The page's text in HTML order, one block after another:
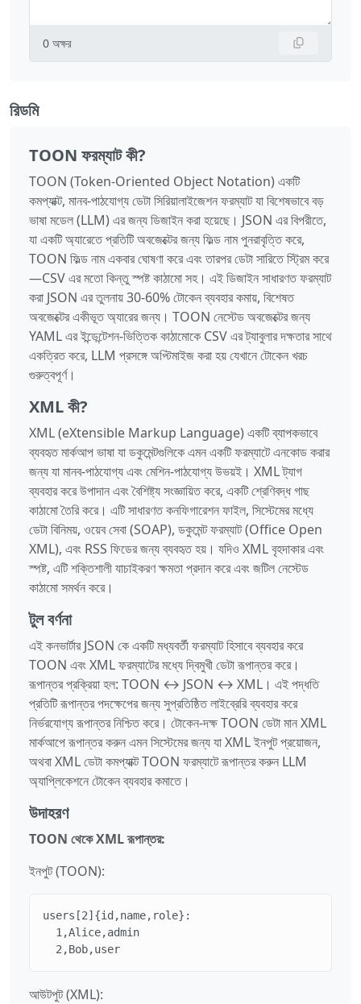
0 অক্ষর
রিডমি
TOON ফরম্যাট কী?
TOON (Token-Oriented Object Notation) একটি
কমপ্যাক্ট, মানব-পাঠযোগ্য ডেটা সিরিয়ালাইজেশন ফরম্যাট যা বিশেষভাবে বড়
ভাষা মডেল (LLM) এর জন্য ডিজাইন করা হয়েছে। JSON এর বিপরীতে,
যা একটি অ্যারেতে প্রতিটি অবজেক্টের জন্য ফিল্ড নাম পুনরাবৃত্তি করে,
TOON ফিল্ড নাম একবার ঘোষণা করে এবং তারপর ডেটা সারিতে স্ট্রিম করে
—CSV এর মতো কিন্তু স্পষ্ট কাঠামো সহ। এই ডিজাইন সাধারণত ফরম্যাট
করা JSON এর তুলনায় 30-60% টোকেন ব্যবহার কমায়, বিশেষত
অবজেক্টের একীভূত অ্যারের জন্য। TOON নেস্টেড অবজেক্টের জন্য
YAML এর ইন্ডেন্টেশন-ভিত্তিক কাঠামোকে CSV এর ট্যাবুলার দক্ষতার সাথে
একত্রিত করে, LLM প্রসঙ্গে অপ্টিমাইজ করা হয় যেখানে টোকেন খরচ
গুরুত্বপূর্ণ।
XML কী?
XML (eXtensible Markup Language) একটি ব্যাপকভাবে
ব্যবহৃত মার্কআপ ভাষা যা ডকুমেন্টগুলিকে এমন একটি ফরম্যাটে এনকোড করার
জন্য যা মানব-পাঠযোগ্য এবং মেশিন-পাঠযোগ্য উভয়ই। XML ট্যাগ
ব্যবহার করে উপাদান এবং বৈশিষ্ট্য সংজ্ঞায়িত করে, একটি শ্রেণিবদ্ধ গাছ
কাঠামো তৈরি করে। এটি সাধারণত কনফিগারেশন ফাইল, সিস্টেমের মধ্যে
ডেটা বিনিময়, ওয়েব সেবা (SOAP), ডকুমেন্ট ফরম্যাট (Office Open
XML), এবং RSS ফিডের জন্য ব্যবহৃত হয়। যদিও XML বৃহদাকার এবং
স্পষ্ট, এটি শক্তিশালী যাচাইকরণ ক্ষমতা প্রদান করে এবং জটিল নেস্টেড
কাঠামো সমর্থন করে।
টুল বর্ণনা
এই কনভার্টার JSON কে একটি মধ্যবর্তী ফরম্যাট হিসাবে ব্যবহার করে
TOON এবং XML ফরম্যাটের মধ্যে দ্বিমুখী ডেটা রূপান্তর করে।
রূপান্তর প্রক্রিয়া হল: TOON ↔ JSON ↔ XML। এই পদ্ধতি
প্রতিটি রূপান্তর পদক্ষেপের জন্য সুপ্রতিষ্ঠিত লাইব্রেরি ব্যবহার করে
নির্ভরযোগ্য রূপান্তর নিশ্চিত করে। টোকেন-দক্ষ TOON ডেটা মান XML
মার্কআপে রূপান্তর করুন এমন সিস্টেমের জন্য যা XML ইনপুট প্রয়োজন,
অথবা XML ডেটা কমপ্যাক্ট TOON ফরম্যাটে রূপান্তর করুন LLM
অ্যাপ্লিকেশনে টোকেন ব্যবহার কমাতে।
উদাহরণ
TOON থেকে XML রূপান্তর:
ইনপুট (TOON):
users[2]{id,name,role}:
  1,Alice,admin
  2,Bob,user
আউটপুট (XML):